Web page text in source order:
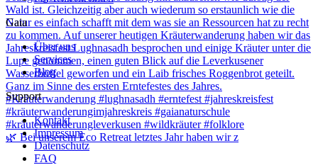
🌿 Bei unserem Eco Retreat letztes Jahr haben wir z
Gaia
Über uns
Services
Blog
Support
Kontakt
Impressum
Datenschutz
FAQ